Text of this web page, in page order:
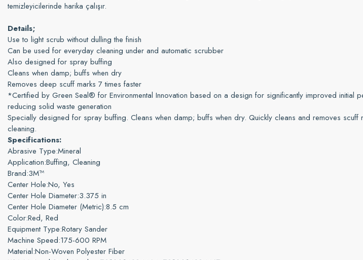
temizleyicilerinde harika çalışır.
Details;
Use to light scrub without dulling the finish
Can be used for everyday cleaning under and automatic scrubber
Also designed for spray buffing
Cleans when damp; buffs when dry
Removes deep scuff marks 7 times faster
*Certified by Green Seal® for Environmental Innovation based on a design for significantly improved
reducing solid waste generation
Specially designed for spray buffing. Cleans when damp; buffs when dry. Quickly cleans and removes
cleaning.
Specifications:
Abrasive Type:Mineral
Application:Buffing, Cleaning
Brand:3M™
Center Hole:No, Yes
Center Hole Diameter:3.375 in
Center Hole Diameter (Metric):8.5 cm
Color:Red, Red
Equipment Type:Rotary Sander
Machine Speed:175-600 RPM
Material:Non-Woven Polyester Fiber